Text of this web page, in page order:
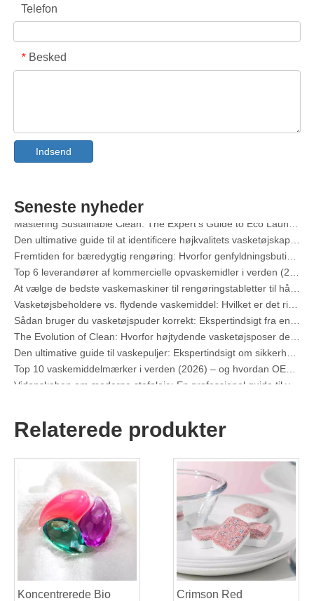
Telefon
* Besked
Indsend
Seneste nyheder
Den ultimative guide til at identificere højkvalitets vasketøjskapsler: en industrieksperts perspektiv
Fremtiden for bæredygtig rengøring: Hvorfor genfyldningsbutikker omfavner udpakkede vasketøjsark
Top 6 leverandører af kommercielle opvaskemidler i verden (2026 OEM & Køber's Guide)
At vælge de bedste vaskemaskiner til rengøringstabletter til hårdt vand
Vasketøjsbeholdere vs. flydende vaskemiddel: Hvilket er det rigtige valg til dit vasketøj?
Sådan bruger du vasketøjspuder korrekt: Ekspertindsigt fra en førende producent af vasketøjspuder i Kina
The Evolution of Clean: Hvorfor højtydende vasketøjsposer definerer den globale fremtid for stofpleje
Den ultimative guide til vaskepuljer: Ekspertindsigt om sikkerhed, videnskab og maksimering af rengøringskraft
Top 10 vaskemiddelmærker i verden (2026) – og hvordan OEM/Private Label-mærker kan konkurrere
Videnskaben om moderne stofpleje: En professionel guide til vaskepuder, blødgøringsmidler og farvefangere
Den ultimative guide til opvaskemidler: Bælge vs. Tabletter vs. Pulver
Den ultimative guide til at identificere højkvalitets vasketøjskapsler: en industrieksperts perspektiv
Fremtiden for bæredygtig rengøring: Hvorfor genfyldningsbutikker omfavner udpakkede vasketøjsark
Top 6 leverandører af kommercielle opvaskemidler i verden (2026 OEM & Køber's Guide)
Relaterede produkter
Koncentrerede Bio
Crimson Red